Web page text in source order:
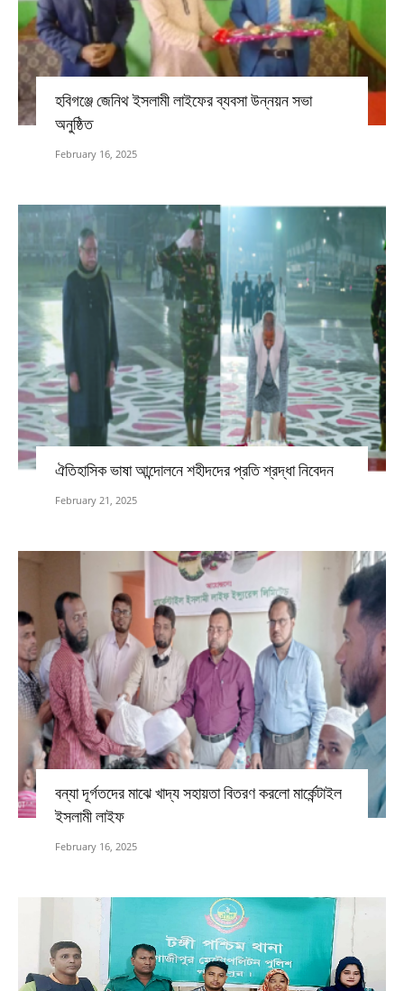
হবিগঞ্জে জেনিথ ইসলামী লাইফের ব্যবসা উন্নয়ন সভা
অনুষ্ঠিত
February 16, 2025
ঐতিহাসিক ভাষা আন্দোলনে শহীদদের প্রতি শ্রদ্ধা নিবেদন
February 21, 2025
বন্যা দূর্গতদের মাঝে খাদ্য সহায়তা বিতরণ করলো মার্কেন্টাইল
ইসলামী লাইফ
February 16, 2025